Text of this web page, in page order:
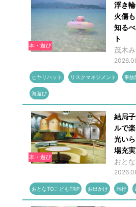
本・遊び
浮き
火傷
知る
ト
茂木
ヒヤリハット リスクマネジメント 事故
海遊び
本・遊び
結局
ルで
光い
場充
おと
おとなTOこどもTRiP お出かけ 旅行